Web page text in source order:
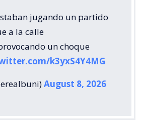
jugando un partido
a la calle
un choque
k3yxS4Y4MG
August 8, 2026